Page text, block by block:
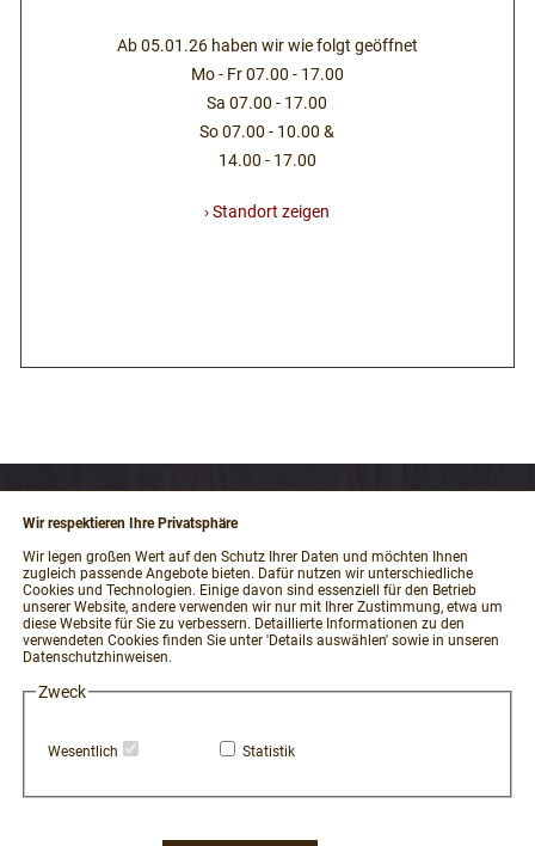
Wir respektieren Ihre Privatsphäre
Wir legen großen Wert auf den Schutz Ihrer Daten und möchten Ihnen
zugleich passende Angebote bieten. Dafür nutzen wir unterschiedliche
Cookies und Technologien. Einige davon sind essenziell für den Betrieb
unserer Website, andere verwenden wir nur mit Ihrer Zustimmung, etwa um
diese Website für Sie zu verbessern. Detaillierte Informationen zu den
verwendeten Cookies finden Sie unter 'Details auswählen' sowie in unseren
Datenschutzhinweisen.
Zweck
Wesentlich Statistik
Ab 05.01.26 haben wir wie folgt geöffnet
Mo - Fr 07.00 - 17.00
Sa 07.00 - 17.00
So 07.00 - 10.00 &
14.00 - 17.00
› Standort zeigen
RECHTLICHES
Impressum
AGB und Kundeninformationen
Datenschutzerklärung
Widerrufsbelehrung / Muster-Widerrufsformular
Zahlung und Versand
Widerruf Cookie-Einwilligung